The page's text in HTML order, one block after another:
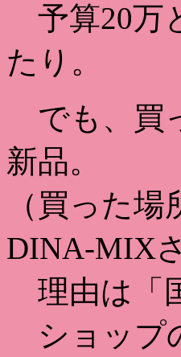
予算20万
たり。
でも、買
新品。
（買った
DINA-MIX
理由は「
ショップ